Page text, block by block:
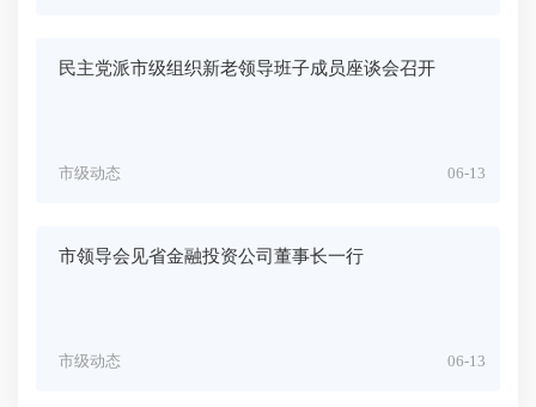
民主党派市级组织新老领导班子成员座谈会召开
06-13
市级动态
市领导会见省金融投资公司董事长一行
06-13
市级动态